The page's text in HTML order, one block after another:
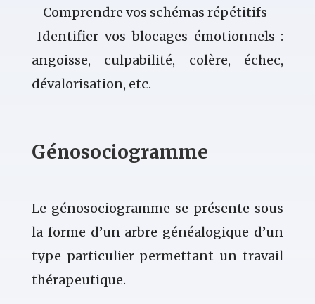
Comprendre vos schémas répétitifs
Identifier vos blocages émotionnels :
angoisse, culpabilité, colère, échec,
dévalorisation, etc.
Génosociogramme
Le génosociogramme se présente sous
la forme d’un arbre généalogique d’un
type particulier permettant un travail
thérapeutique.